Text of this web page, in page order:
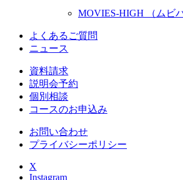
MOVIES-HIGH （ムビハ
よくあるご質問
ニュース
資料請求
説明会予約
個別相談
コースのお申込み
お問い合わせ
プライバシーポリシー
X
Instagram